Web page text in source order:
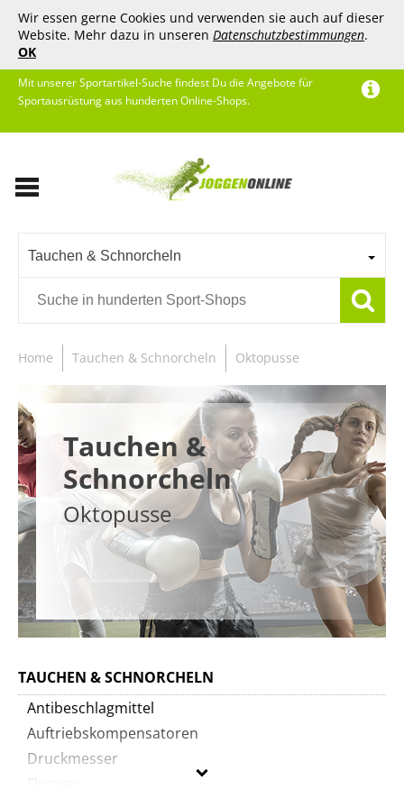
Wir essen gerne Cookies und verwenden sie auch auf dieser
Website. Mehr dazu in unseren Datenschutzbestimmungen.
OK
Mit unserer Sportartikel-Suche findest Du die Angebote für
Sportausrüstung aus hunderten Online-Shops.
Tauchen & Schnorcheln
Home Tauchen & Schnorcheln Oktopusse
Tauchen &
Schnorcheln
Oktopusse
TAUCHEN & SCHNORCHELN
Antibeschlagmittel
Auftriebskompensatoren
Druckmesser